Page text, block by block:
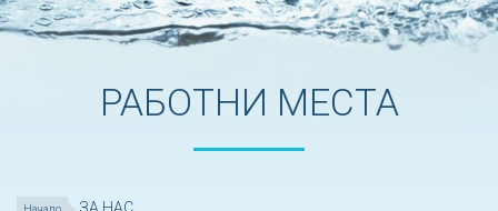
РАБОТНИ МЕСТА